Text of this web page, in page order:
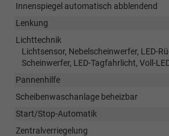
Innenspiegel automatisch abblendend
Lenkung
Lichttechnik
Lichtsensor, Nebelscheinwerfer, LED-
Scheinwerfer, LED-Tagfahrlicht, Voll-
Pannenhilfe
Scheibenwaschanlage beheizbar
Start/Stop-Automatik
Zentralverriegelung